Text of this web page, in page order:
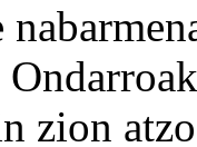
zion